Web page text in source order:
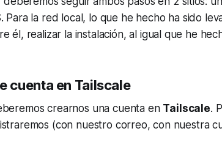
Para la red local, lo que he hecho ha sido
él, realizar la instalación, al igual que he
cuenta en Tailscale
crearnos una cuenta en Tailscale.
(con nuestro correo, con nuestra